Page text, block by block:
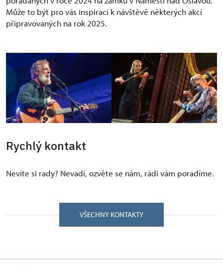
Může to být pro vás inspirací k návštěvě některých akcí
připravovaných na rok 2025.
Rychlý kontakt
Nevíte si rady? Nevadí, ozvěte se nám, rádi vám poradíme.
VŠECHNY KONTAKTY